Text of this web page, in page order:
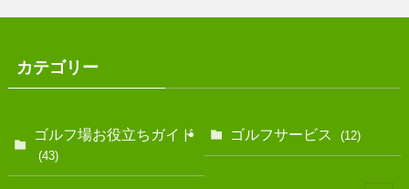
カテゴリー
ゴルフ場お役立ちガイド
(43)
ゴルフサービス (12)